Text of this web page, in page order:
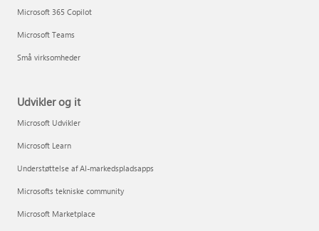
Microsoft 365 Copilot
Microsoft Teams
Små virksomheder
Udvikler og it
Microsoft Udvikler
Microsoft Learn
Understøttelse af AI-markedspladsapps
Microsofts tekniske community
Microsoft Marketplace